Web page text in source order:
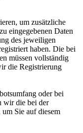
um zusätzliche
eingegebenen Daten
des jeweiligen
haben. Die bei
müssen vollständig
die Registrierung
oder bei
wir die bei der
Sie auf diesem